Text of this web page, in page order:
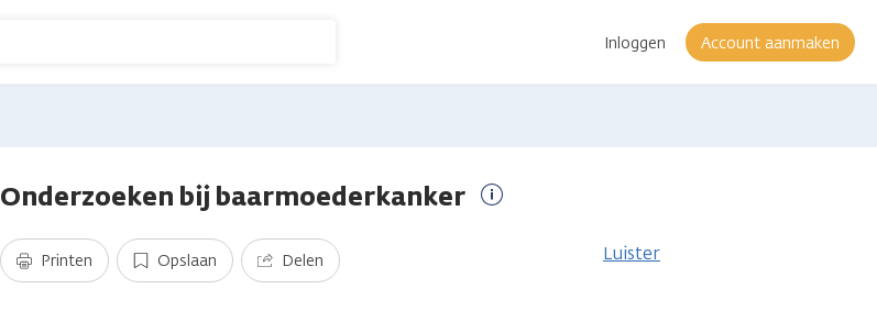
Inloggen Account aanmaken
Onderzoeken bij baarmoederkanker
Printen Opslaan Delen Luister